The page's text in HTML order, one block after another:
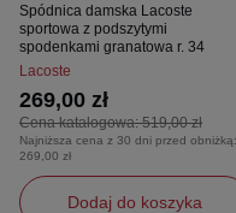
Spódnica damska Lacoste
sportowa z podszytymi
spodenkami granatowa r. 34
Lacoste
Cena katalogowa:519,00 zł
269,00 zł
Najniższa cena z 30 dni przed obniżką:
269,00 zł
Dodaj do koszyka